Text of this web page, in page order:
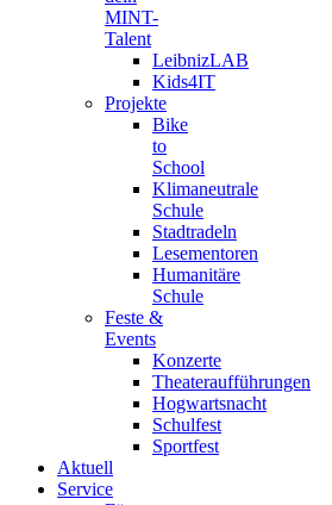
MINT-
Talent
LeibnizLAB
Kids4IT
Projekte
Bike
to
School
Klimaneutrale
Schule
Stadtradeln
Lesementoren
Humanitäre
Schule
Feste &
Events
Konzerte
Theateraufführungen
Hogwartsnacht
Schulfest
Sportfest
Aktuell
Service